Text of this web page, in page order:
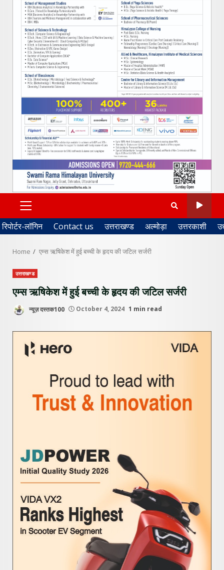
PRIMARY
MENU
रिपोर्टर-लॉगिन Contact us उत्तराखण्ड अल्मोड़ा उत्तरकाशी
Home एम्स ऋषिकेश में हुई बच्ची के हृदय की जटिल सर्जरी
उत्तराखण्ड
एम्स ऋषिकेश में हुई बच्ची के हृदय की जटिल सर्जरी
न्यूज़ दस्तक100 October 4, 2024 1 min read